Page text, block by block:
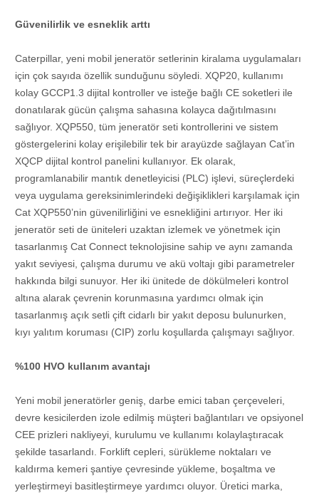
Güvenilirlik ve esneklik arttı
Caterpillar, yeni mobil jeneratör setlerinin kiralama uygulamaları
için çok sayıda özellik sunduğunu söyledi. XQP20, kullanımı
kolay GCCP1.3 dijital kontroller ve isteğe bağlı CE soketleri ile
donatılarak gücün çalışma sahasına kolayca dağıtılmasını
sağlıyor. XQP550, tüm jeneratör seti kontrollerini ve sistem
göstergelerini kolay erişilebilir tek bir arayüzde sağlayan Cat’in
XQCP dijital kontrol panelini kullanıyor. Ek olarak,
programlanabilir mantık denetleyicisi (PLC) işlevi, süreçlerdeki
veya uygulama gereksinimlerindeki değişiklikleri karşılamak için
Cat XQP550’nin güvenilirliğini ve esnekliğini artırıyor. Her iki
jeneratör seti de üniteleri uzaktan izlemek ve yönetmek için
tasarlanmış Cat Connect teknolojisine sahip ve aynı zamanda
yakıt seviyesi, çalışma durumu ve akü voltajı gibi parametreler
hakkında bilgi sunuyor. Her iki ünitede de dökülmeleri kontrol
altına alarak çevrenin korunmasına yardımcı olmak için
tasarlanmış açık setli çift cidarlı bir yakıt deposu bulunurken,
kıyı yalıtım koruması (CIP) zorlu koşullarda çalışmayı sağlıyor.
%100 HVO kullanım avantajı
Yeni mobil jeneratörler geniş, darbe emici taban çerçeveleri,
devre kesicilerden izole edilmiş müşteri bağlantıları ve opsiyonel
CEE prizleri nakliyeyi, kurulumu ve kullanımı kolaylaştıracak
şekilde tasarlandı. Forklift cepleri, sürükleme noktaları ve
kaldırma kemeri şantiye çevresinde yükleme, boşaltma ve
yerleştirmeyi basitleştirmeye yardımcı oluyor. Üretici marka,